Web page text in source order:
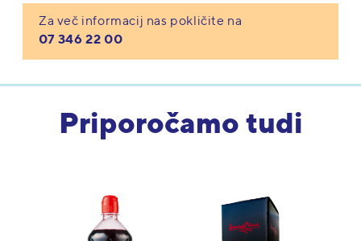
Za več informacij nas pokličite na
07 346 22 00
Priporočamo tudi